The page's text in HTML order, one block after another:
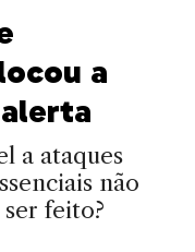
a
a ataques
não
feito?